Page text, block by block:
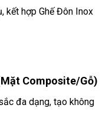
kết hợp Ghế Đôn Inox
Composite/Gỗ)
đa dạng, tạo không